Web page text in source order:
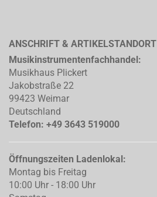
ANSCHRIFT & ARTIKELSTANDORT
Musikinstrumentenfachhandel:
Musikhaus Plickert
Jakobstraße 22
99423 Weimar
Deutschland
Telefon: +49 3643 519000
Öffnungszeiten Ladenlokal:
Montag bis Freitag
10:00 Uhr - 18:00 Uhr